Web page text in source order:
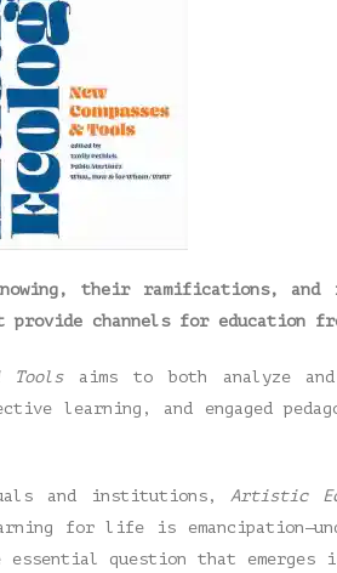
their ramifications, and
channels for education
Tools aims to both analyze
learning, and engaged
and institutions,Artistic
for life is
question that emerges